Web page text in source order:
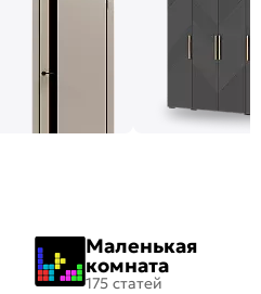
Маленькая
комната
175 статей